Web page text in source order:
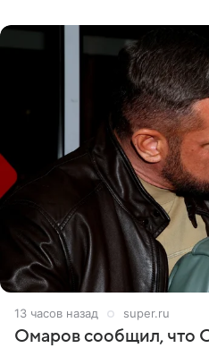
13 часов назад super.ru
Омаров сообщил, что